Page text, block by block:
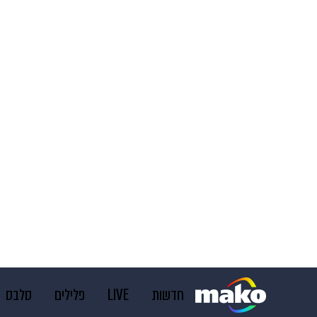
חדשות LIVE פלילים סלבס